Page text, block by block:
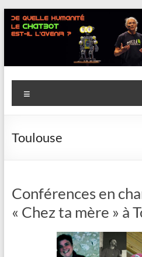
Aller
au
contenu
Savoir
en
actes
Cazeneuve
Toulouse
Conférences en
« Chez ta mère » à